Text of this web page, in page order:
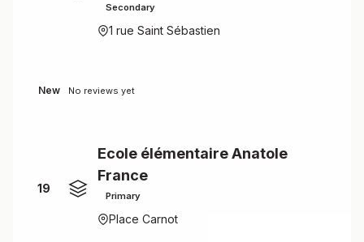
Secondary
1 rue Saint Sébastien
New No reviews yet
19
Ecole élémentaire Anatole
France
Primary
Place Carnot